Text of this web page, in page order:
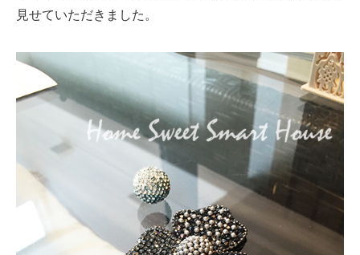
見せていただきました。